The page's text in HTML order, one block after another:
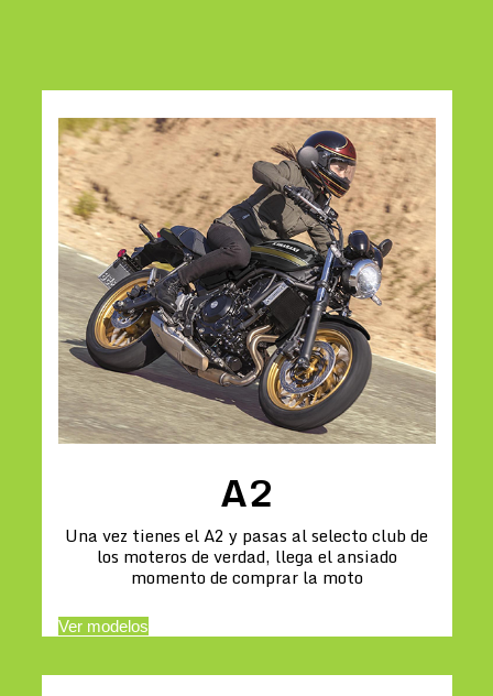
A2
Una vez tienes el A2 y pasas al selecto club de
los moteros de verdad, llega el ansiado
momento de comprar la moto
Ver modelos